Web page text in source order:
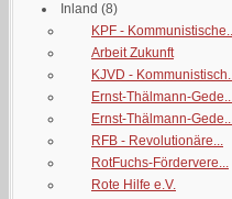
Inland (8)
KPF -
Arbeit Zukunft
KJVD -
Ernst-Thälmann-
Ernst-Thälmann-
RFB - Revolutionäre...
RotFuchs-Fördervere...
Rote Hilfe e.V.